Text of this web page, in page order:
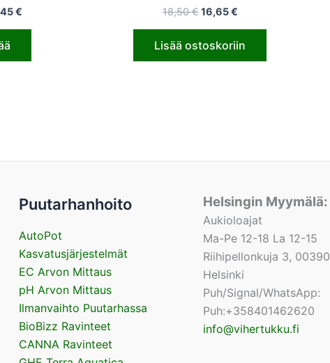
€ 18,50€ 16,65€
Lisää ostoskoriin
Puutarhanhoito
AutoPot
Kasvatusjärjestelmät
EC Arvon Mittaus
pH Arvon Mittaus
Ilmanvaihto Puutarhassa
BioBizz Ravinteet
CANNA Ravinteet
Helsingin Myymälä:
Aukioloajat
Ma-Pe 12-18 La 12-15
Riihipellonkuja 3, 00390
Helsinki
Puh/Signal/WhatsApp:
Puh:+358401462620
info@vihertukku.fi